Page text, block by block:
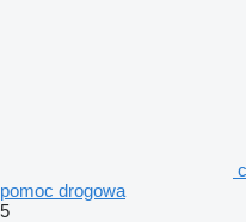
pomoc drogowa
5